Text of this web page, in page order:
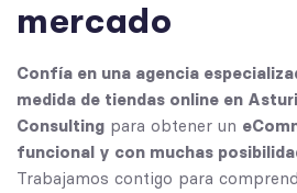
mercado
Confía en una agencia
medida de tiendas online en
Consulting para obtener un
funcional y con muchas
Trabajamos contigo para